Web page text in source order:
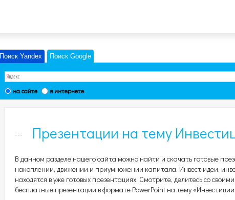
Поиск Yandex Поиск Google
на сайте в интернете
Презентации на тему
В данном разделе нашего сайта можно найти и скачать готовые
накоплении, движении и приумножении капитала. Инвест идеи,
находятся в уже готовых презентациях. Смотрите, делитесь со
бесплатные презентации в формате PowerPoint на тему